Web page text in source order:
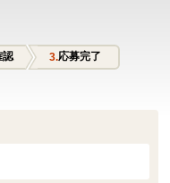
認 応募完了